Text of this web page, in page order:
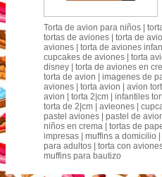
Torta de avion para niños |
tortas de aviones | torta de
aviones | torta de aviones
cupcakes de aviones | torta
disney | torta de aviones en
torta de avion | imagenes de
aviones | torta avion | avion
avion | torta 2|cm | infantiles
torta de 2|cm | avieones |
pastel aviones | pastel de
niños en crema | tortas de
impresas | muffins a domicilio
para adultos | torta con
muffins para bautizo